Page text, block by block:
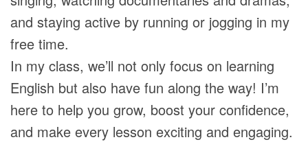
and staying active by running or jogging in my
free time.
In my class, we’ll not only focus on learning
English but also have fun along the way! I’m
here to help you grow, boost your confidence,
and make every lesson exciting and engaging.